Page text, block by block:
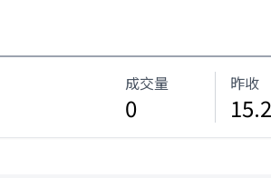
成交量
0
昨收